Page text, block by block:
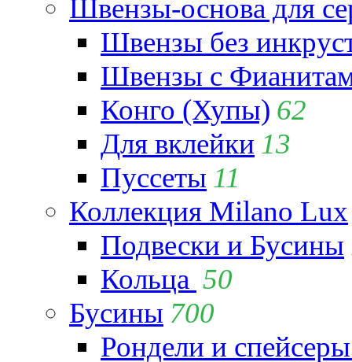
Швензы-основа для
Швензы без
Швензы с
Конго (Хупы) 62
Для вклейки 13
Пуссеты 11
Коллекция Milano Lux
Подвески и Бусины
Кольца 50
Бусины 700
Рондели и